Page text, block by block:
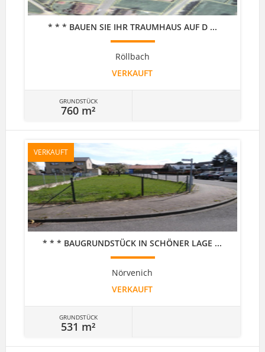
* * * BAUEN SIE IHR TRAUMHAUS AUF D ...
Röllbach
VERKAUFT
GRUNDSTÜCK
760 m²
VERKAUFT
* * * BAUGRUNDSTÜCK IN SCHÖNER LAGE ...
Nörvenich
VERKAUFT
GRUNDSTÜCK
531 m²